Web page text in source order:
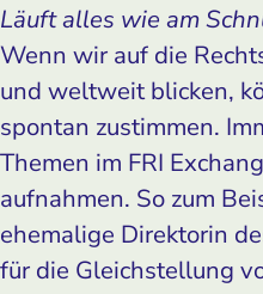
Läuft alles wie am
Wenn wir auf die
und weltweit blicken,
spontan zustimmen.
Themen im FRI
aufnahmen. So zum
ehemalige Direktorin
für die Gleichstellung